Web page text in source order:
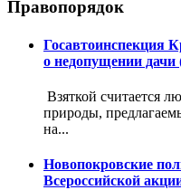
Правопорядок
Госавтоинспекция
о недопущении дачи
Взяткой считается
природы,
на...
Новопокровские
Всероссийской